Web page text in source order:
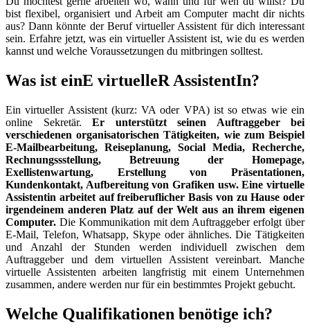
bist flexibel, organisiert und Arbeit am Computer macht dir nichts
aus? Dann könnte der Beruf virtueller Assistent für dich interessant
sein. Erfahre jetzt, was ein virtueller Assistent ist, wie du es werden
kannst und welche Voraussetzungen du mitbringen solltest.
Was ist einE virtuelleR AssistentIn?
Ein virtueller Assistent (kurz: VA oder VPA) ist so etwas wie ein
online Sekretär. Er unterstützt seinen Auftraggeber bei
verschiedenen organisatorischen Tätigkeiten, wie zum Beispiel
E-Mailbearbeitung, Reiseplanung, Social Media, Recherche,
Rechnungssstellung, Betreuung der Homepage,
Exellistenwartung, Erstellung von Präsentationen,
Kundenkontakt, Aufbereitung von Grafiken usw. Eine virtuelle
Assistentin arbeitet auf freiberuflicher Basis von zu Hause oder
irgendeinem anderen Platz auf der Welt aus an ihrem eigenen
Computer. Die Kommunikation mit dem Auftraggeber erfolgt über
E-Mail, Telefon, Whatsapp, Skype oder ähnliches. Die Tätigkeiten
und Anzahl der Stunden werden individuell zwischen dem
Auftraggeber und dem virtuellen Assistent vereinbart. Manche
virtuelle Assistenten arbeiten langfristig mit einem Unternehmen
zusammen, andere werden nur für ein bestimmtes Projekt gebucht.
Welche Qualifikationen benötige ich?